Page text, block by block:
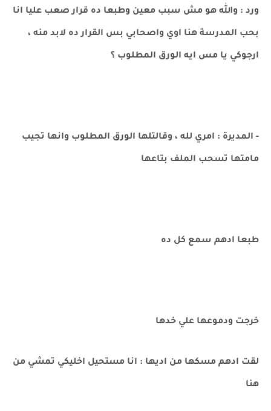
ورد : والله هو مش سبب معين وطبعا ده قرار صعب عليا انا
بحب المدرسة هنا اوي واصحابي بس القرار ده لابد منه ،
ارجوكي يا مس ايه الورق المطلوب ؟
- المديرة : امري لله ، وقالتلها الورق المطلوب وانها تجيب
مامتها تسحب الملف بتاعها
طبعا ادهم سمع كل ده
خرجت ودموعها علي خدها
لقت ادهم مسكها من اديها : انا مستحيل اخليكي تمشي من
هنا